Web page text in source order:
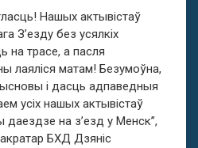
Нашых актывістаў
З’езду без усялкіх
на трасе, а пасля
лаяліся матам! Безумоўна,
і дасць адпаведныя
усіх нашых актывістаў
на з’езд у Менск”,
БХД Дзяніс